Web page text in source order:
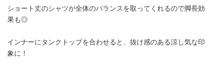
ショート丈のシャツが全体のバランスを取ってくれるので脚長効
果も◎
インナーにタンクトップを合わせると、抜け感のある涼し気な印
象に！